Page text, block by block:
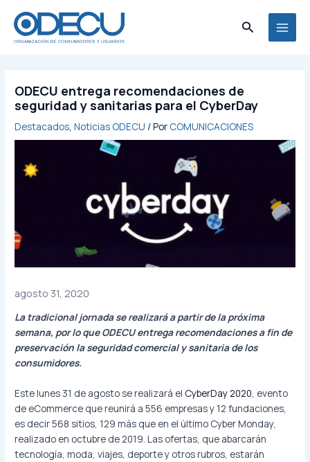
contenido
Buscar
ODECU entrega recomendaciones de
seguridad y sanitarias para el CyberDay
Destacados,Noticias ODECU / Por COMUNICACIONES
agosto 31, 2020
La tradicional jornada se realizará a partir de la próxima
semana, por lo que ODECU entrega recomendaciones a fin de
preservación la seguridad comercial y sanitaria de los
consumidores.
Este lunes 31 de agosto se realizará el CyberDay 2020, evento
de eCommerce que reunirá a 556 empresas y 12 fundaciones,
es decir 568 sitios, 129 más que en el último Cyber Monday,
realizado en octubre de 2019. Las ofertas, que abarcarán
tecnología, moda, viajes, deporte y otros rubros, estarán